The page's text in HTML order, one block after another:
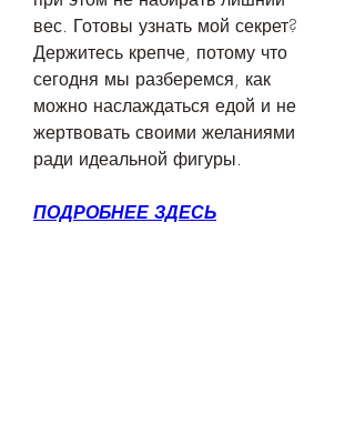
вес. Готовы узнать мой секрет?
Держитесь крепче, потому что
сегодня мы разберемся, как
можно наслаждаться едой и не
жертвовать своими желаниями
ради идеальной фигуры.
ПОДРОБНЕЕ ЗДЕСЬ